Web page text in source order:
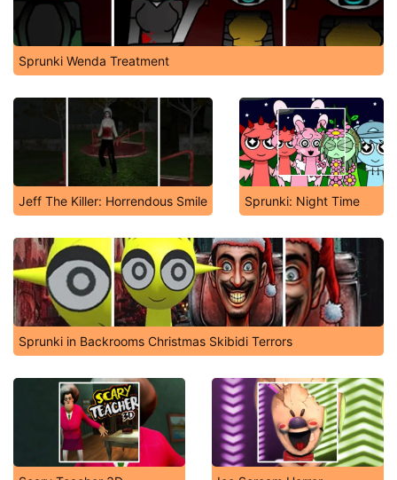
Sprunki Wenda Treatment
Jeff The Killer: Horrendous Smile Sprunki: Night Time
Sprunki in Backrooms Christmas Skibidi Terrors